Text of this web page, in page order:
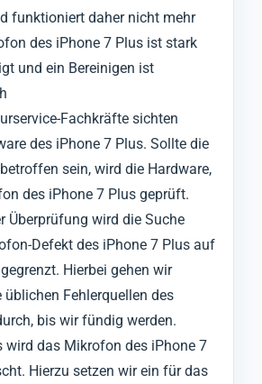
funktioniert daher nicht mehr
des iPhone 7 Plus ist stark
und ein Bereinigen ist
Fachkräfte sichten
des iPhone 7 Plus. Sollte die
sein, wird die Hardware,
des iPhone 7 Plus geprüft.
Überprüfung wird die Suche
Defekt des iPhone 7 Plus auf
Hierbei gehen wir
Fehlerquellen des
bis wir fündig werden.
wird das Mikrofon des iPhone 7
Hierzu setzen wir ein für das